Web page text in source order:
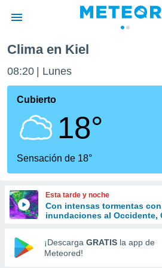
de
ha sido
que se
calidad.
a este
las
y
forma
digital
basada
Clima en Kiel
08:20 Lunes
Cubierto
18°
Sensación de 18°
Esta tarde y noche
Con intensas tormentas
inundaciones al Occidente,
¡Descarga GRATIS la app de
Meteored!